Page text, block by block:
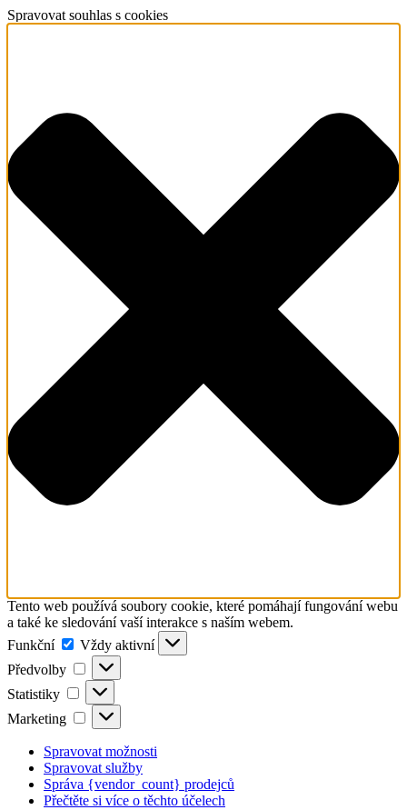
Spravovat souhlas s cookies
Tento web používá soubory cookie, které pomáhají fungování webu
a také ke sledování vaší interakce s naším webem.
Funkční
Funkční
Vždy aktivní
Předvolby
Předvolby
Statistiky Statistiky
Marketing Marketing
Spravovat možnosti
Spravovat služby
Správa {vendor_count} prodejců
Přečtěte si více o těchto účelech